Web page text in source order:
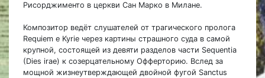
Рисорджименто в церкви Сан Марко в Милане.
Композитор ведёт слушателей от трагического пролога
Requiem е Kyrie через картины страшного суда в самой
крупной, состоящей из девяти разделов части Sequentia
(Dies irae) к созерцательному Офферторию. Вслед за
мощной жизнеутверждающей двойной фугой Sanctus